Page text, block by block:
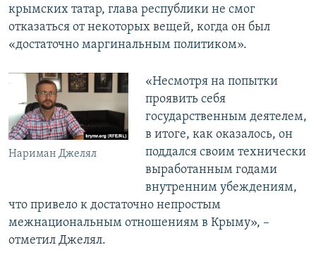
крымских татар, глава республики не смог
отказаться от некоторых вещей, когда он был
«достаточно маргинальным политиком».
Нариман Джелял
«Несмотря на попытки
проявить себя
государственным деятелем,
в итоге, как оказалось, он
поддался своим технически
выработанным годами
внутренним убеждениям,
что привело к достаточно непростым
межнациональным отношениям в Крыму», –
отметил Джелял.